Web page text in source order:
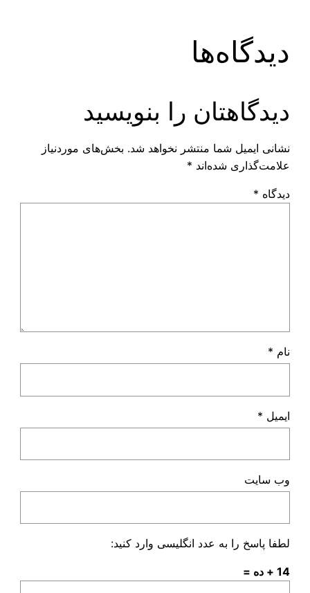
دیدگاه‌ها
دیدگاهتان را بنویسید
نشانی ایمیل شما منتشر نخواهد شد. بخش‌های موردنیاز
علامت‌گذاری شده‌اند *
دیدگاه *
نام *
ایمیل *
وب‌ سایت
لطفا پاسخ را به عدد انگلیسی وارد کنید:
14 + ده =